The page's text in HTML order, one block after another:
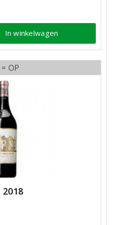
In winkelwagen
OP